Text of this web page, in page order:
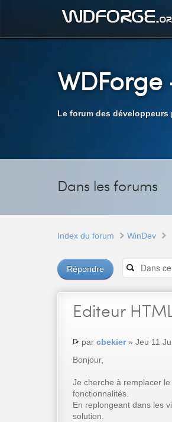
WDForge
Le forum des
Dans les forums
Index du forum WinDev
Répondre
Editeur
par cbekier» Jeu 11
Bonjour,
Je cherche à remplacer
fonctionnalités.
En replongeant dans les
solution.